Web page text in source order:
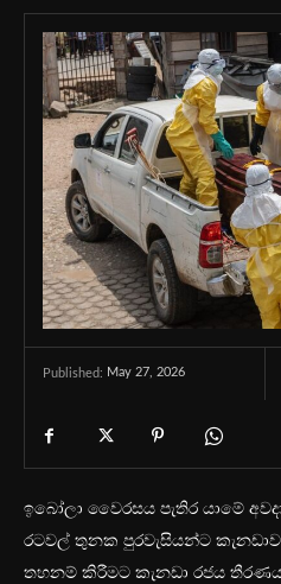
Published: May 27, 2026
ඉබෝලා වෛරසය පැතිර යාමේ
රටවල් තුනක පුරවැසියන්ට
තහනම් කිරීමට කැනඩා රජය